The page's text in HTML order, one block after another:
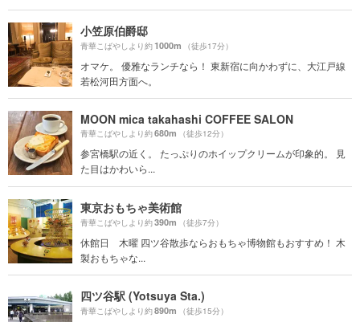
小笠原伯爵邸
青華こばやしより約1000m （徒歩17分）
オマケ。 優雅なランチなら！ 東新宿に向かわずに、大江戸線
若松河田方面へ。
MOON mica takahashi COFFEE SALON
青華こばやしより約680m （徒歩12分）
参宮橋駅の近く。 たっぷりのホイップクリームが印象的。 見
た目はかわいら...
東京おもちゃ美術館
青華こばやしより約390m （徒歩7分）
休館日 木曜 四ツ谷散歩ならおもちゃ博物館もおすすめ！ 木
製おもちゃな...
四ツ谷駅 (Yotsuya Sta.)
青華こばやしより約890m （徒歩15分）